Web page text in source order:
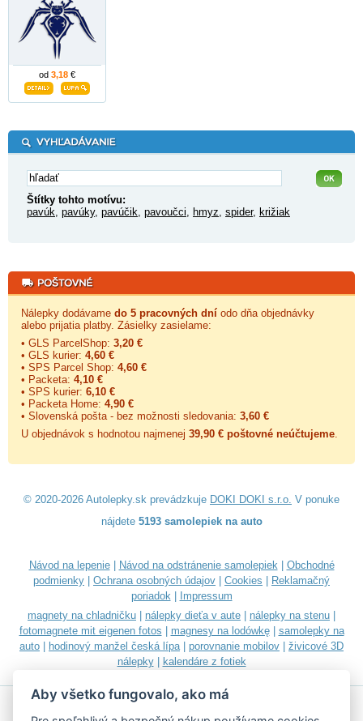
od 3,18 €
Štítky tohto motívu:
pavúk pavúky, pavúčik pavoučci hmyz spider, križiak
Nálepky dodávame do 5 pracovných dní odo dňa objednávky
alebo prijatia platby. Zásielky zasielame:
• GLS ParcelShop: 3,20 €
• GLS kurier: 4,60 €
• SPS Parcel Shop: 4,60 €
• Packeta: 4,10 €
• SPS kurier: 6,10 €
• Packeta Home: 4,90 €
• Slovenská pošta - bez možnosti sledovania: 3,60 €
U objednávok s hodnotou najmenej 39,90 € poštovné neúčtujeme
© 2020-2026 Autolepky.sk prevádzkuje DOKI DOKI s.r.o. V ponuke
nájdete 5193 samolepiek na auto
Návod na lepenie| Návod na odstránenie samolepiek| Obchodné
podmienky
Ochrana osobných údajov Cookies
Reklamačný
poriadok|
Impressum
magnety na chladničku
nálepky dieťa v aute nálepky na stenu
fotomagnete mit eigenen fotos
magnesy na lodówkę| samolepky na
auto
hodinový manžel česká lípa| porovnanie mobilov
živicové 3D
nálepky| kalendáre z fotiek
Aby všetko fungovalo, ako má